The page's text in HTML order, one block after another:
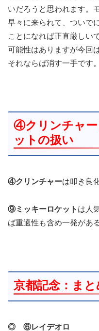
いだろうと思われます。
早々に来られて、ついで
ことになれば正直厳しい
可能性はありますが今回
それならば消す一手です。
④クリンチャー
ット の扱い
④クリンチャーは叩き良
⑨ミッキーロケット は人
ば重適性も含め一発があ
京都記念：まと
◎ ⑥レイデオロ